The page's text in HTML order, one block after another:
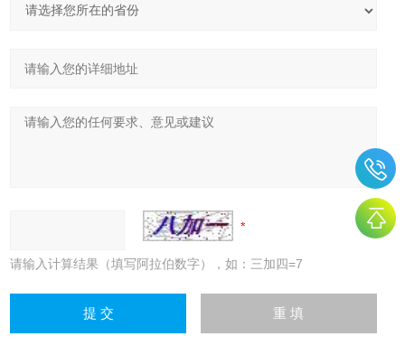
请输入计算结果（填写阿拉伯数字），如：三加四=7